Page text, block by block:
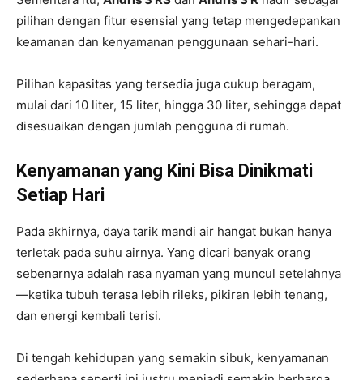
pilihan dengan fitur esensial yang tetap mengedepankan
keamanan dan kenyamanan penggunaan sehari-hari.
Pilihan kapasitas yang tersedia juga cukup beragam,
mulai dari 10 liter, 15 liter, hingga 30 liter, sehingga dapat
disesuaikan dengan jumlah pengguna di rumah.
Kenyamanan yang Kini Bisa Dinikmati
Setiap Hari
Pada akhirnya, daya tarik mandi air hangat bukan hanya
terletak pada suhu airnya. Yang dicari banyak orang
sebenarnya adalah rasa nyaman yang muncul setelahnya
—ketika tubuh terasa lebih rileks, pikiran lebih tenang,
dan energi kembali terisi.
Di tengah kehidupan yang semakin sibuk, kenyamanan